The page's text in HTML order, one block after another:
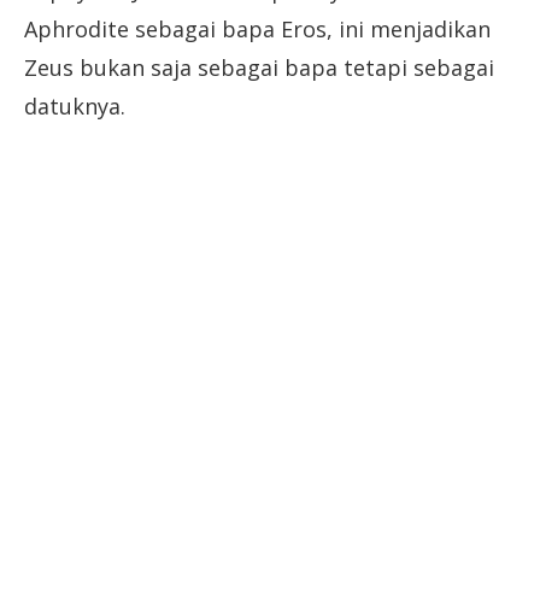
Aphrodite sebagai bapa Eros, ini menjadikan
Zeus bukan saja sebagai bapa tetapi sebagai
datuknya.